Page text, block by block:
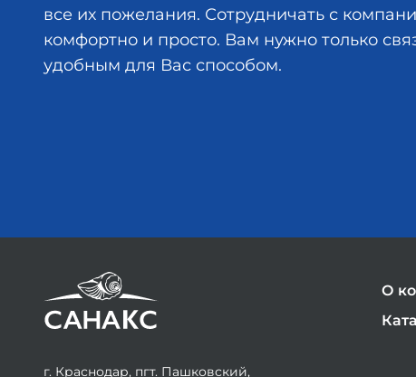
все их пожелания. Сотрудничать с
комфортно и просто. Вам нужно только
удобным для Вас способом.
г. Краснодар, пгт. Пашковский,
О